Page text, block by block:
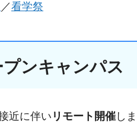
／看学祭
プンキャンパス
近に伴い リモート開催 し